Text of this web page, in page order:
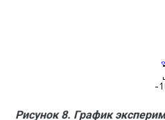
Рисунок 8. График